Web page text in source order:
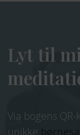
Lyt til
Via bogens
unikke